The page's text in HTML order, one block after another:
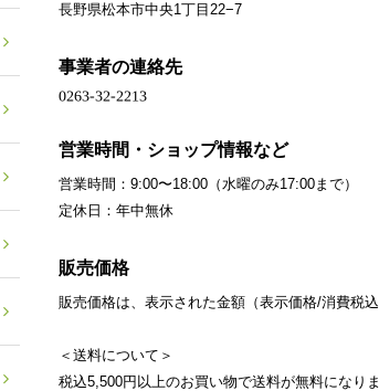
長野県松本市中央1丁目22−7
事業者の連絡先
営業時間・ショップ情報など
営業時間：9:00〜18:00（水曜のみ17:00まで）
定休日：年中無休
販売価格
販売価格は、表示された金額（表示価格/消費税込
＜送料について＞
税込5,500円以上のお買い物で送料が無料になりま